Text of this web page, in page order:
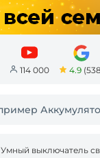
114 000 4.9
Умный выключатель